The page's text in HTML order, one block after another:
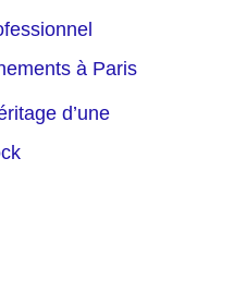
à Paris
d’une